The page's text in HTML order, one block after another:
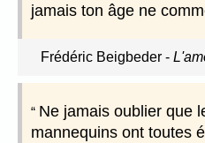
jamais ton âge ne
Frédéric Beigbeder-
Ne jamais oublier que
mannequins ont toutes